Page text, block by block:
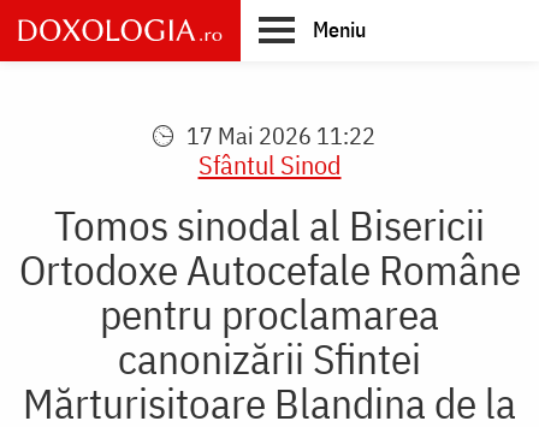
Skip
to
main
Meniu
17 Mai 2026 11:22
Sfântul Sinod
Tomos sinodal al Bisericii
Ortodoxe Autocefale Române
pentru proclamarea
canonizării Sfintei
Mărturisitoare Blandina de la